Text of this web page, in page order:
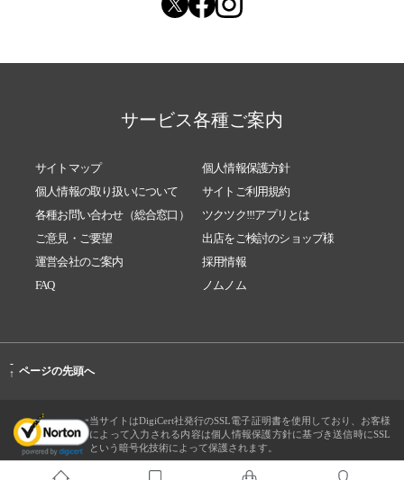
サービス各種ご案内
サイトマップ
個人情報保護方針
個人情報の取り扱いについて
サイトご利用規約
各種お問い合わせ（総合窓口）
ツクツク!!!アプリとは
ご意見・ご要望
出店をご検討のショップ様
運営会社のご案内
採用情報
FAQ
ノムノム
-
↑ ページの先頭へ
当サイトはDigiCert社発行のSSL電子証明書を使用しており、お客様
によって入力される内容は個人情報保護方針に基づき送信時にSSL
という暗号化技術によって保護されます。